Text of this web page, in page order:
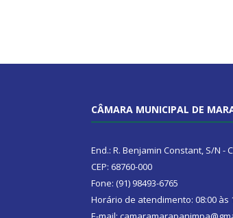
CÂMARA MUNICIPAL DE
End.: R. Benjamin Constant, S/N -
CEP: 68760-000
Fone: (91) 98493-6765
Horário de atendimento: 08:00 às